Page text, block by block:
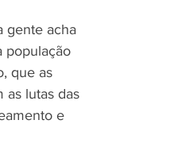
gente acha
população
que as
as lutas das
e